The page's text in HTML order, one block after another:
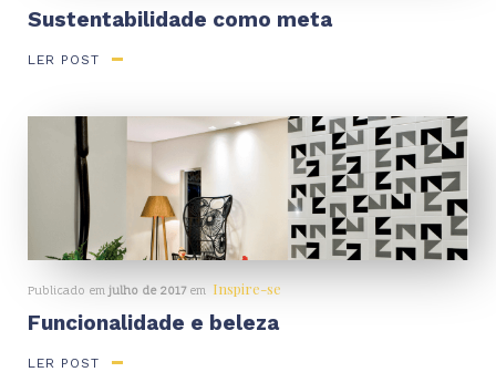
Sustentabilidade como meta
LER POST
Publicado em julho de 2017em Inspire-se
Funcionalidade e beleza
LER POST